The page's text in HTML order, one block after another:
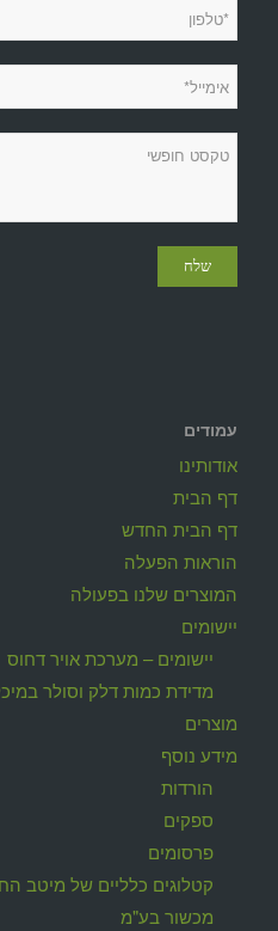
עמודים
אודותינו
דף הבית
דף הבית החדש
הוראות הפעלה
המוצרים שלנו בפעולה
יישומים
יישומים – מערכת אויר דחוס
מדידת כמות דלק וסולר
מוצרים
מידע נוסף
הורדות
ספקים
פרסומים
קטלוגים כלליים של מיטב
מכשור בע"מ